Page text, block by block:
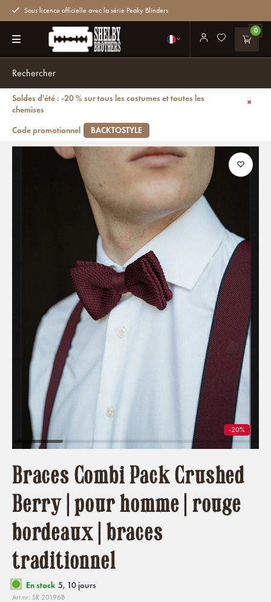
Sous licence officielle avec la série Peaky Blinders
0
Soldes d'été : -20 % sur tous les costumes et toutes les
chemises
Code promotionnel
BACKTOSTYLE
Retour
braces traditionnel
-20%
Braces Combi Pack Crushed
Berry | pour homme | rouge
bordeaux | braces
traditionnel
En stock 5, 10 jours
Art.nr: SR 20196B